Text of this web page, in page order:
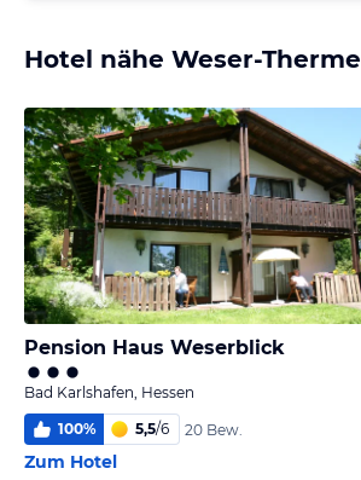
Hotel nähe Weser-Therme
Pension Haus Weserblick
Bad Karlshafen, Hessen
100% 5,5/6 20 Bew.
Zum Hotel